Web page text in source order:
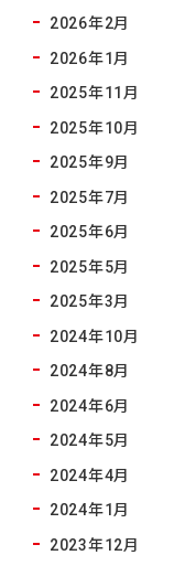
2026年2月
2026年1月
2025年11月
2025年10月
2025年9月
2025年7月
2025年6月
2025年5月
2025年3月
2024年10月
2024年8月
2024年6月
2024年5月
2024年4月
2024年1月
2023年12月